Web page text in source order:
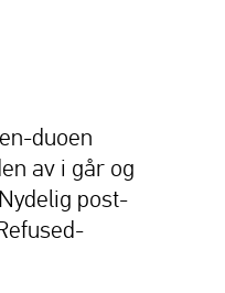
duoen
av i går og
post-